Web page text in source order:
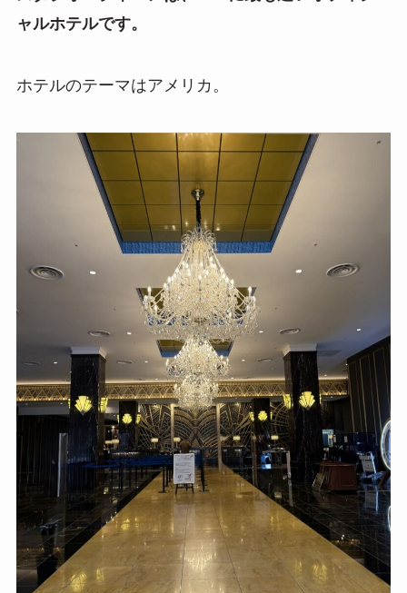
ャルホテルです。
ホテルのテーマはアメリカ。